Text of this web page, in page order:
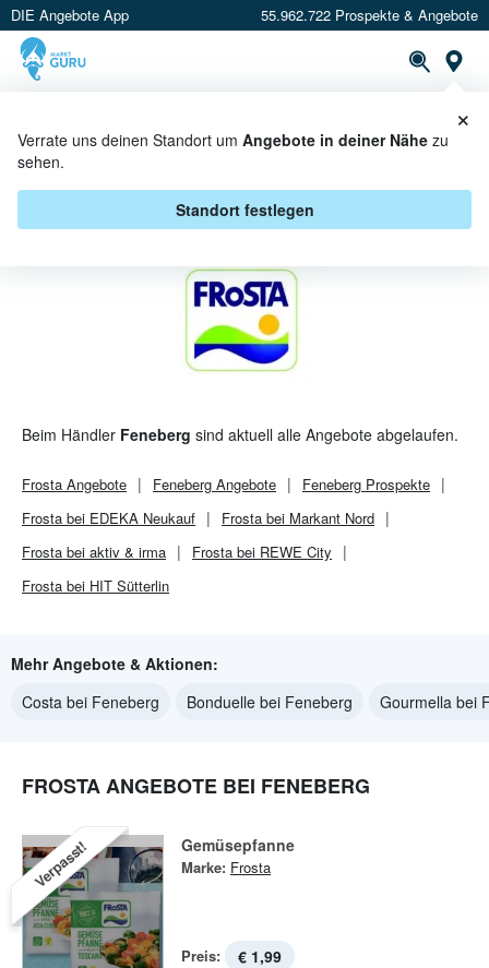
DIE Angebote App 55.962.722 Prospekte & Angebote
Verrate uns deinen Standort um Angebote in deiner Nähe zu
sehen.
Standort festlegen
×
FROSTA BEI FENEBERG -
ANGEBOTE & AKTIONEN
Beim Händler Feneberg sind aktuell alle Angebote abgelaufen.
Frosta Angebote Feneberg Angebote Feneberg Prospekte
Frosta bei EDEKA Neukauf
Frosta bei Markant Nord
Frosta bei aktiv & irma
Frosta bei REWE City
Frosta bei HIT Sütterlin
Mehr Angebote & Aktionen:
Costa bei Feneberg
Bonduelle bei Feneberg Gourmella bei
FROSTA ANGEBOTE BEI FENEBERG
Verpasst! Gemüsepfanne
Marke: Frosta
Preis: € 1,99